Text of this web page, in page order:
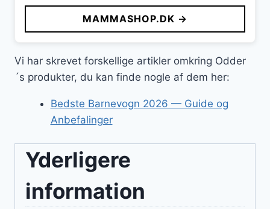
pris
var:
850 kr..
pris
er:
552 kr..
MAMMASHOP.DK →
Vi har skrevet forskellige artikler omkring Odder
´s produkter, du kan finde nogle af dem her:
Bedste Barnevogn 2026 — Guide og
Anbefalinger
Yderligere
information